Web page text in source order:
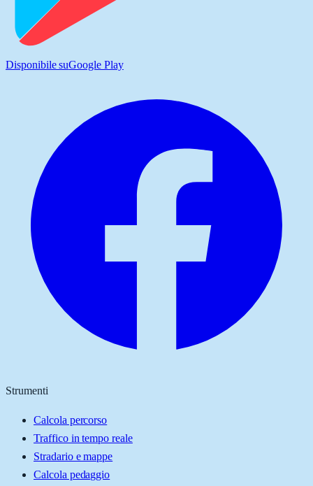
Disponibile suGoogle Play
Strumenti
Calcola percorso
Traffico in tempo reale
Stradario e mappe
Calcola pedaggio